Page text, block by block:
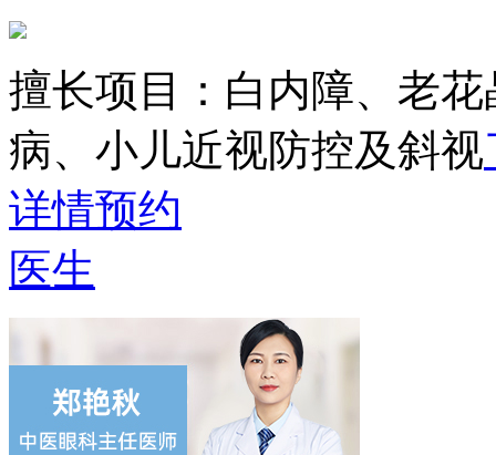
擅长项目： 白内障、老
病、小儿近视防控及斜视
详情预约
医生